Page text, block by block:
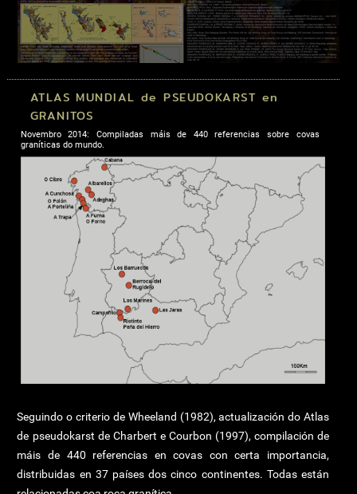
ATLAS MUNDIAL de PSEUDOKARST en
GRANITOS
Novembro 2014: Compiladas máis de 440 referencias sobre covas
graníticas do mundo.
Seguindo o criterio de Wheeland (1982), actualización do Atlas
de pseudokarst de Charbert e Courbon (1997), compilación de
máis de 440 referencias en covas con certa importancia,
distribuidas en 37 países dos cinco continentes. Todas están